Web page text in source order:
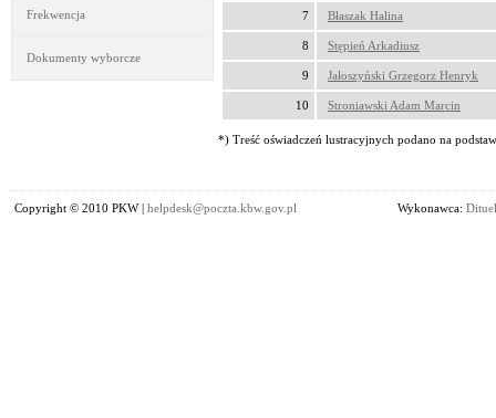
Frekwencja
Dokumenty wyborcze
7 Błaszak Halina
8 Stępień Arkadiusz
9 Jałoszyński Grzegorz Henryk
10 Stroniawski Adam Marcin
*) Treść oświadczeń lustracyjnych podano na
Copyright © 2010 PKW | helpdesk@poczta.kbw.gov.pl Wykonawca: